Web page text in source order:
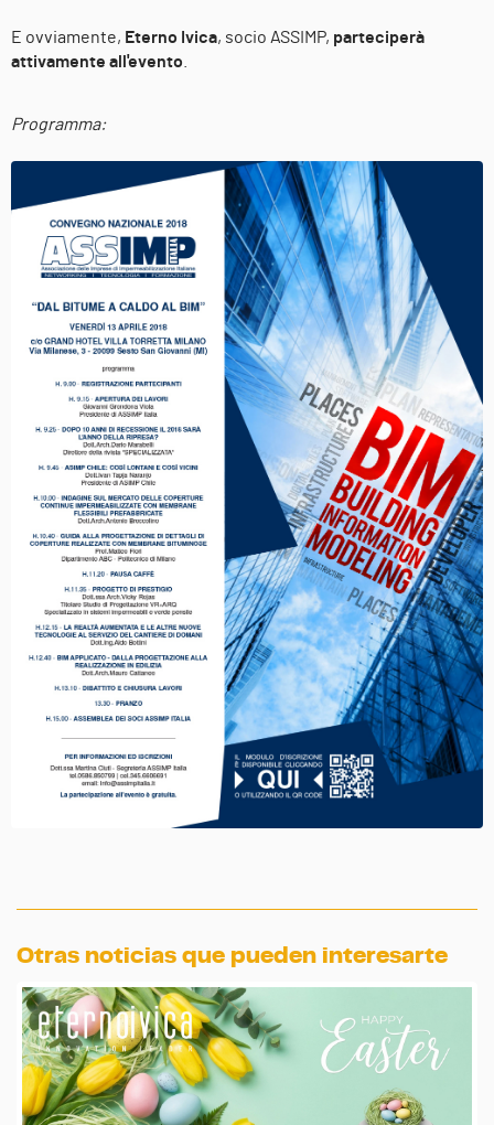
E ovviamente, Eterno Ivica, socio ASSIMP, parteciperà
attivamente all'evento.
Programma:
Otras noticias que pueden interesarte